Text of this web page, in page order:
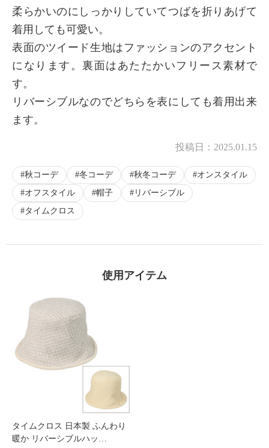
柔らかいのにしっかりしていてつばを折りあげて
着用しても可愛い。
表面のツイード生地はファッションのアクセント
になります。裏面はあたたかいフリース素材で
す。
リバーシブルなのでどちらを表にしても着用出来
ます。
投稿日： 2025.01.15
秋コーデ 冬コーデ 秋冬コーデ
オンスタイル
オフスタイル
帽子
リバーシブル
タイムクロス
使用アイテム
タイムクロス 日本製 ふんわり
暖か リバーシブルハッ…